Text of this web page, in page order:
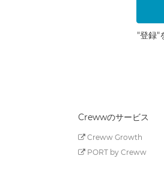
"登録"
Crewwのサービス
Creww Growth
PORT by Creww